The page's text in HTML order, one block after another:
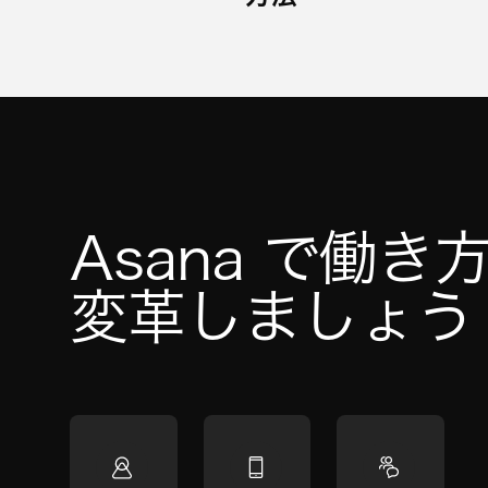
Asana で働き
変革しましょう